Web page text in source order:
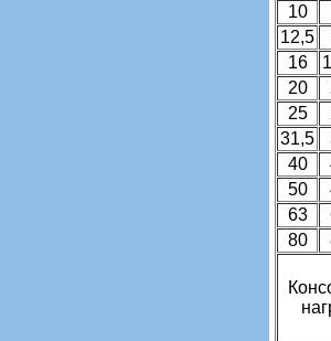
10
12,5
16
20
25
31,5
40
50
63
80